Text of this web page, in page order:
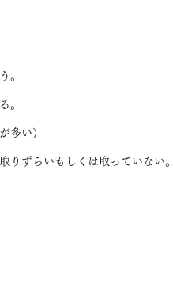
。
。
多い）
ずらいもしくは取っていない。